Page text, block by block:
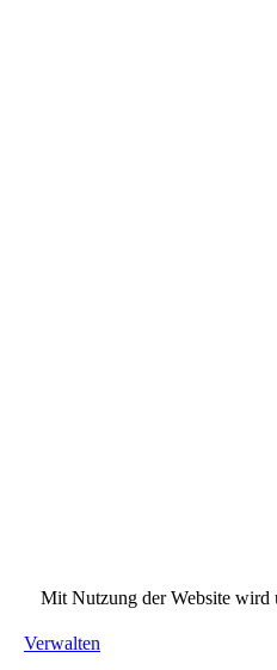
Mit Nutzung der Website wird
Verwalten